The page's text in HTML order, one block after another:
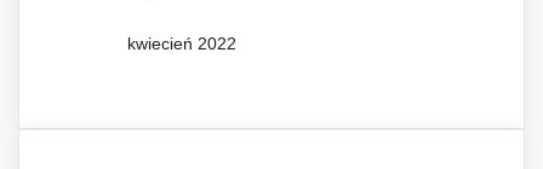
kwiecień 2022